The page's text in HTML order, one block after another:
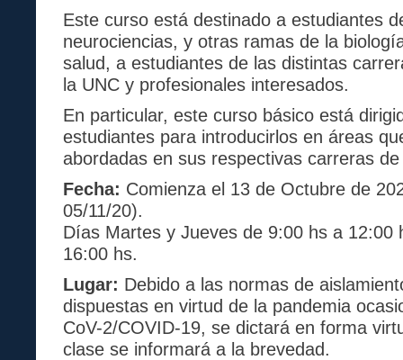
Este curso está destinado a estudiantes
neurociencias, y otras ramas de la
salud, a estudiantes de las distintas
la UNC y profesionales interesados.
En particular, este curso básico está
estudiantes para introducirlos en áreas
abordadas en sus respectivas carreras
Fecha: Comienza el 13 de Octubre de
05/11/20).
Días Martes y Jueves de 9:00 hs a 12:00
16:00 hs.
Lugar: Debido a las normas de
dispuestas en virtud de la pandemia
CoV-2/COVID-19, se dictará en forma
clase se informará a la brevedad.